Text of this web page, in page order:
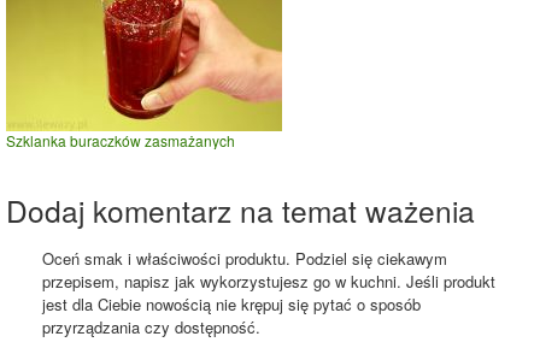
Szklanka buraczków zasmażanych
Dodaj komentarz na temat ważenia
Oceń smak i właściwości produktu. Podziel się ciekawym
przepisem, napisz jak wykorzystujesz go w kuchni. Jeśli produkt
jest dla Ciebie nowością nie krępuj się pytać o sposób
przyrządzania czy dostępność.